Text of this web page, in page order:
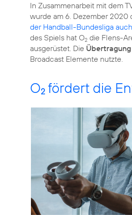
In Zusammenarbeit mit dem
wurde am 6. Dezember 2020
der Handball-Bundesliga
des Spiels hat O2 die Flens-
ausgerüstet. Die Übertragung
Broadcast Elemente nutzte.
O2 fördert die